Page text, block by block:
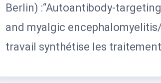
Berlin) :“Autoantibody-
and myalgic
travail synthétise les